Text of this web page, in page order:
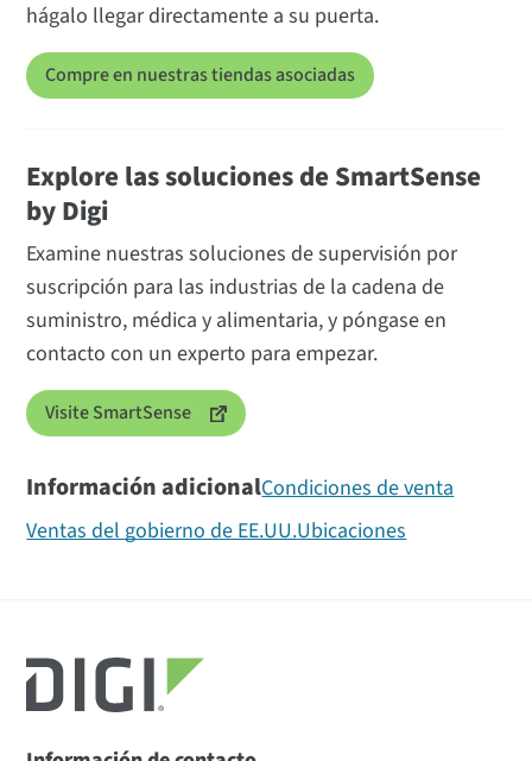
hágalo llegar directamente a su puerta.
Compre en nuestras tiendas asociadas
Explore las soluciones de SmartSense
by Digi
Examine nuestras soluciones de supervisión por
suscripción para las industrias de la cadena de
suministro, médica y alimentaria, y póngase en
contacto con un experto para empezar.
Visite SmartSense
Información adicionalCondiciones de venta
Ventas del gobierno de EE.UU.Ubicaciones